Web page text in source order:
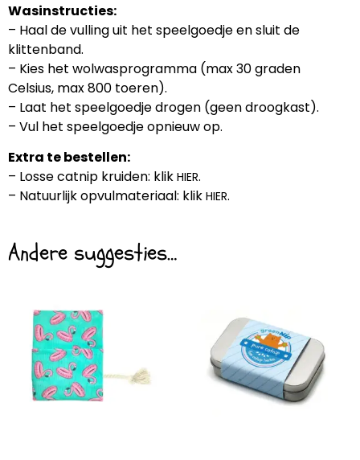
Wasinstructies:
– Haal de vulling uit het speelgoedje en sluit de
klittenband.
– Kies het wolwasprogramma (max 30 graden
Celsius, max 800 toeren).
– Laat het speelgoedje drogen (geen droogkast).
– Vul het speelgoedje opnieuw op.
Extra te bestellen:
– Losse catnip kruiden: klik HIER.
– Natuurlijk opvulmateriaal: klik HIER.
Andere suggesties…